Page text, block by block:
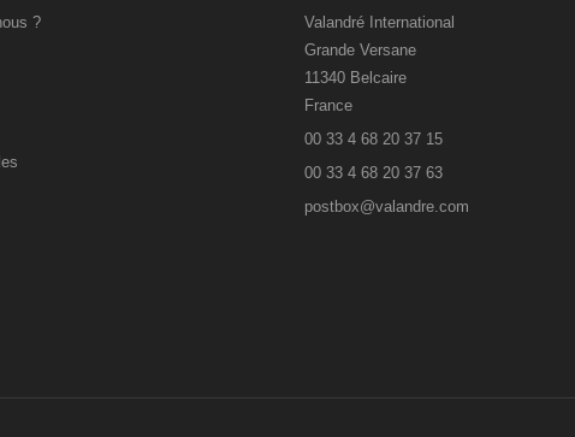
?
Valandré International
Grande Versane
11340 Belcaire
France
00 33 4 68 20 37 15
00 33 4 68 20 37 63
postbox@valandre.com